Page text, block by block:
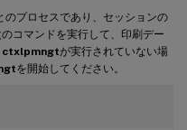
のプロセスであり、セッションの
コマンドを実行して、印刷デー
ctxlpmngtが実行されていない場
を開始してください。